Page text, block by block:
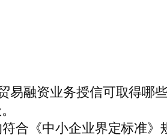
易融资业务授信可取得哪
《中小企业界定标准》